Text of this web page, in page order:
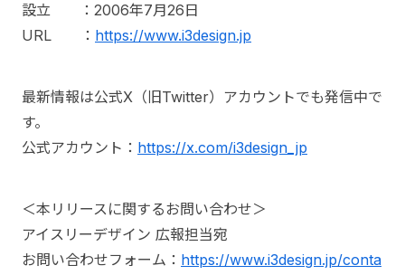
設立 ：2006年7月26日
URL ： https://www.i3design.jp
最新情報は公式X（旧Twitter）アカウントでも発信中で
す。
公式アカウント： https://x.com/i3design_jp
＜本リリースに関するお問い合わせ＞
アイスリーデザイン 広報担当宛
お問い合わせフォーム： https://www.i3design.jp/conta